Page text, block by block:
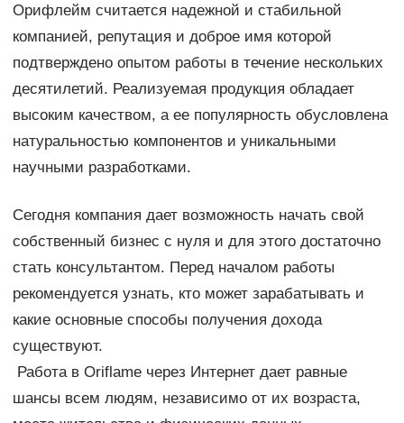
Орифлейм считается надежной и стабильной
компанией, репутация и доброе имя которой
подтверждено опытом работы в течение нескольких
десятилетий. Реализуемая продукция обладает
высоким качеством, а ее популярность обусловлена
натуральностью компонентов и уникальными
научными разработками.
Сегодня компания дает возможность начать свой
собственный бизнес с нуля и для этого достаточно
стать консультантом. Перед началом работы
рекомендуется узнать, кто может зарабатывать и
какие основные способы получения дохода
существуют.
Работа в Oriflame через Интернет дает равные
шансы всем людям, независимо от их возраста,